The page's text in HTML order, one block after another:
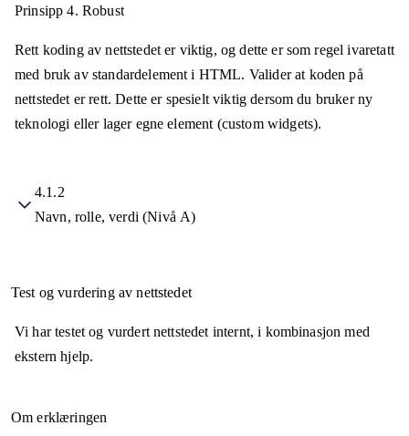
Prinsipp 4. Robust
Rett koding av nettstedet er viktig, og dette er som regel ivaretatt
med bruk av standardelement i HTML. Valider at koden på
nettstedet er rett. Dette er spesielt viktig dersom du bruker ny
teknologi eller lager egne element (custom widgets).
4.1.2
Navn, rolle, verdi (Nivå A)
Test og vurdering av nettstedet
Vi har testet og vurdert nettstedet internt, i kombinasjon med
ekstern hjelp.
Om erklæringen